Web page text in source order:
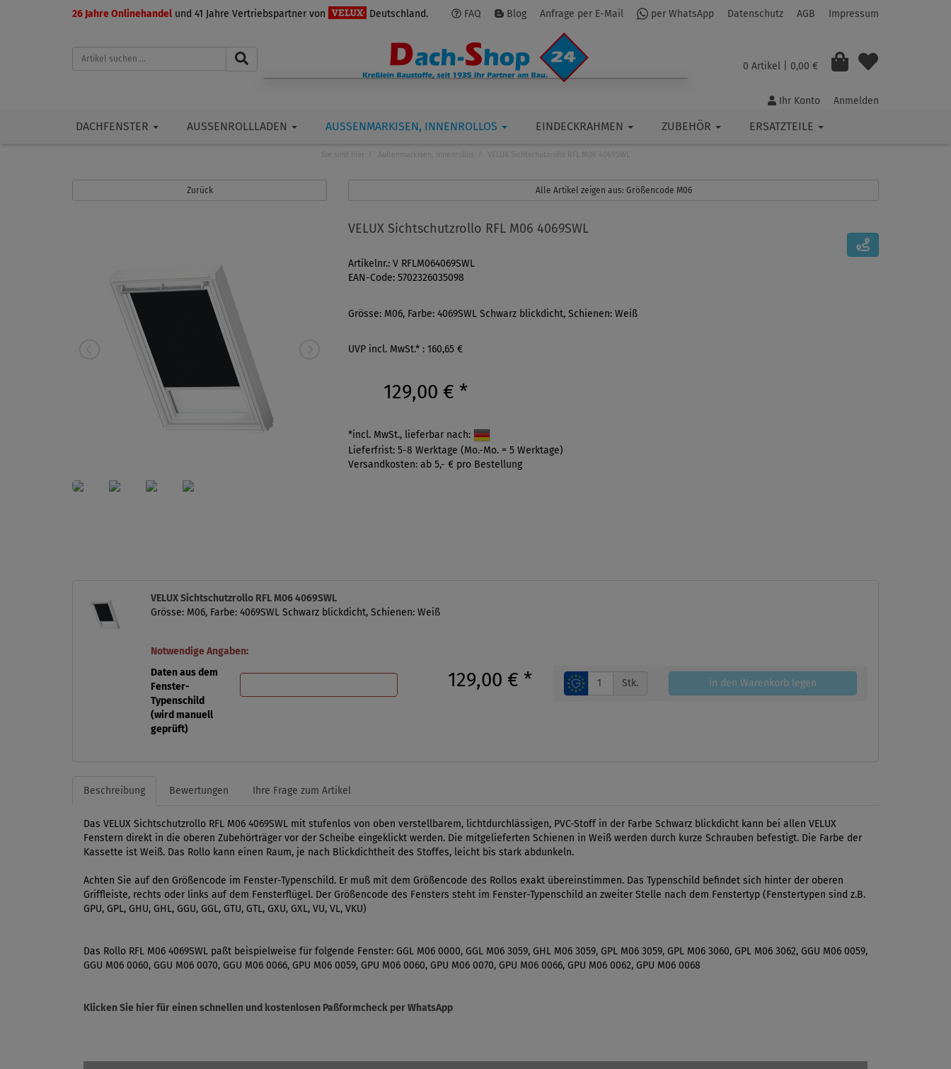
26 Jahre Onlinehandel und 41 Jahre Vertriebspartner von Deutschland. FAQ Blog Anfrage per E-Mail per WhatsApp Datenschutz AGB Impressum
0 Artikel | 0,00 €
Ihr Konto Anmelden
DACHFENSTER AUSSENROLLLADEN AUSSENMARKISEN, INNENROLLOS EINDECKRAHMEN ZUBEHÖR ERSATZTEILE
Sie sind hier Außenmarkisen, Innenrollos VELUX Sichtschutzrollo RFL M06 4069SWL
Zurück Alle Artikel zeigen aus: Größencode M06
VELUX Sichtschutzrollo RFL M06 4069SWL
Artikelnr.: V RFLM064069SWL
EAN-Code: 5702326035098
Grösse: M06, Farbe: 4069SWL Schwarz blickdicht, Schienen: Weiß
UVP incl. MwSt.* : 160,65 €
129,00 € *
*incl. MwSt., lieferbar nach:
Lieferfrist: 5-8 Werktage (Mo.-Mo. = 5 Werktage)
Versandkosten: ab 5,- € pro Bestellung
VELUX Sichtschutzrollo RFL M06 4069SWL
Grösse: M06, Farbe: 4069SWL Schwarz blickdicht, Schienen: Weiß
Notwendige Angaben:
Daten aus dem
Fenster-
Typenschild
(wird manuell
geprüft)
129,00 € * Stk. in den Warenkorb legen
Beschreibung Bewertungen Ihre Frage zum Artikel
Das VELUX Sichtschutzrollo RFL M06 4069SWL mit stufenlos von oben verstellbarem, lichtdurchlässigen, PVC-Stoff in der Farbe Schwarz blickdicht kann bei allen VELUX
Fenstern direkt in die oberen Zubehörträger vor der Scheibe eingeklickt werden. Die mitgelieferten Schienen in Weiß werden durch kurze Schrauben befestigt. Die Farbe der
Kassette ist Weiß. Das Rollo kann einen Raum, je nach Blickdichtheit des Stoffes, leicht bis stark abdunkeln.
Achten Sie auf den Größencode im Fenster-Typenschild. Er muß mit dem Größencode des Rollos exakt übereinstimmen. Das Typenschild befindet sich hinter der oberen
Griffleiste, rechts oder links auf dem Fensterflügel. Der Größencode des Fensters steht im Fenster-Typenschild an zweiter Stelle nach dem Fenstertyp (Fenstertypen sind z.B.
GPU, GPL, GHU, GHL, GGU, GGL, GTU, GTL, GXU, GXL, VU, VL, VKU)
Das Rollo RFL M06 4069SWL paßt beispielweise für folgende Fenster: GGL M06 0000, GGL M06 3059, GHL M06 3059, GPL M06 3059, GPL M06 3060, GPL M06 3062, GGU M06 0059,
GGU M06 0060, GGU M06 0070, GGU M06 0066, GPU M06 0059, GPU M06 0060, GPU M06 0070, GPU M06 0066, GPU M06 0062, GPU M06 0068
Klicken Sie hier für einen schnellen und kostenlosen Paßformcheck per WhatsApp